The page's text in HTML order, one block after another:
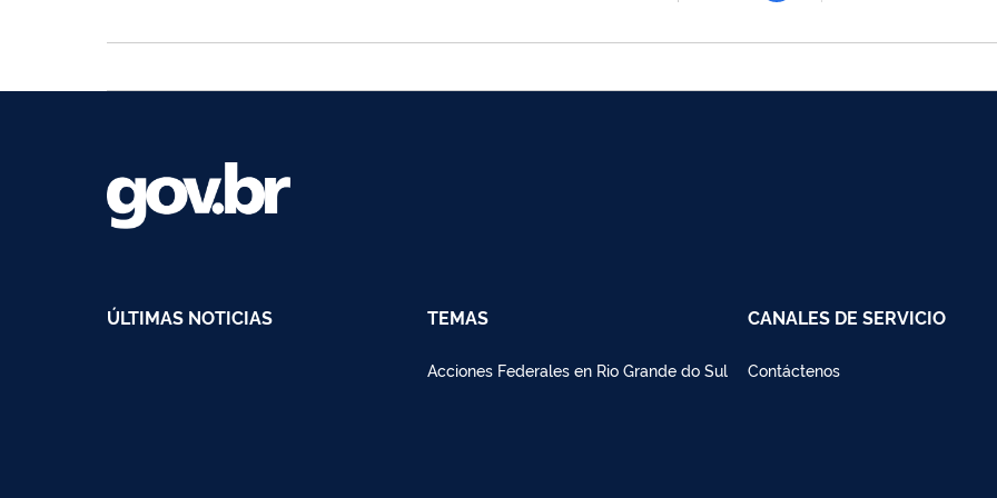
ÚLTIMAS NOTICIAS TEMAS
Acciones Federales en Rio Grande do Sul
CANALES DE SERVICIO
Contáctenos